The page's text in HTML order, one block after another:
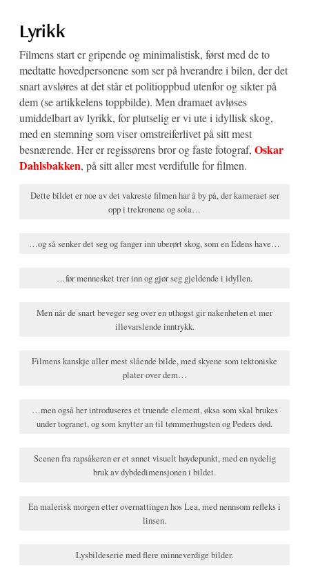
Lyrikk
Filmens start er gripende og minimalistisk, først med de to
medtatte hovedpersonene som ser på hverandre i bilen, der det
snart avsløres at det står et politioppbud utenfor og sikter på
dem (se artikkelens toppbilde). Men dramaet avløses
umiddelbart av lyrikk, for plutselig er vi ute i idyllisk skog,
med en stemning som viser omstreiferlivet på sitt mest
besnærende. Her er regissørens bror og faste fotograf, Oskar
Dahlsbakken, på sitt aller mest verdifulle for filmen.
Dette bildet er noe av det vakreste filmen har å by på, der kameraet ser
opp i trekronene og sola…
…og så senker det seg og fanger inn uberørt skog, som en Edens have…
…før mennesket trer inn og gjør seg gjeldende i idyllen.
Men når de snart beveger seg over en uthogst gir nakenheten et mer
illevarslende inntrykk.
Filmens kanskje aller mest slående bilde, med skyene som tektoniske
plater over dem…
…men også her introduseres et truende element, øksa som skal brukes
under togranet, og som knytter an til tømmerhugsten og Peders død.
Scenen fra rapsåkeren er et annet visuelt høydepunkt, med en nydelig
bruk av dybdedimensjonen i bildet.
En malerisk morgen etter overnattingen hos Lea, med nennsom refleks i
linsen.
Lysbildeserie med flere minneverdige bilder.